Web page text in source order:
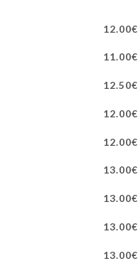
12.00€
11.00€
12.50€
12.00€
12.00€
13.00€
13.00€
13.00€
13.00€